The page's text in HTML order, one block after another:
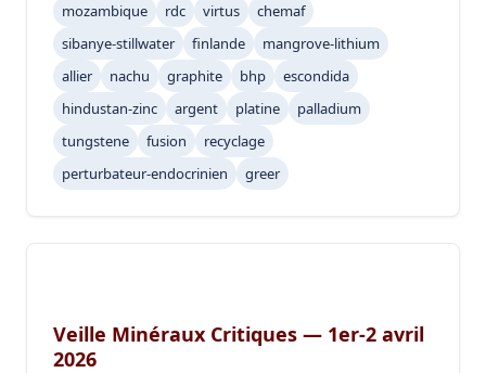
mozambique
rdc virtus
chemaf
sibanye-stillwater
finlande
mangrove-lithium
allier
nachu graphite bhp
escondida
hindustan-zinc
argent platine
palladium
tungstene
fusion
recyclage
perturbateur-endocrinien
greer
Veille Minéraux Critiques — 1er-2 avril
2026